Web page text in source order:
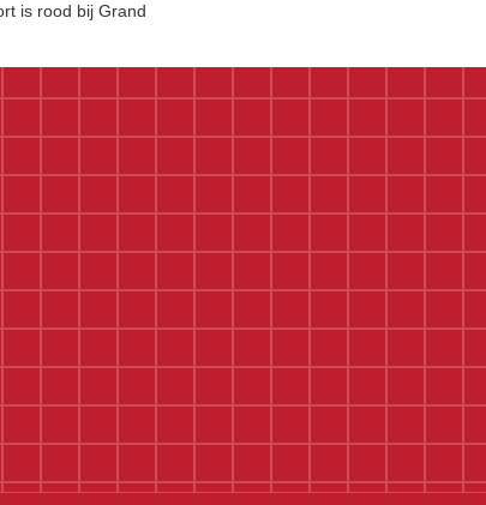
is rood bij Grand